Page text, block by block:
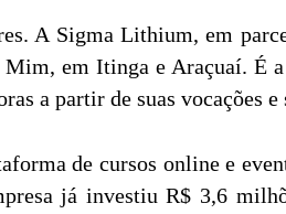
A Sigma Lithium, em
em Itinga e Araçuaí. É
a partir de suas vocações e
de cursos online e
já investiu R$ 3,6